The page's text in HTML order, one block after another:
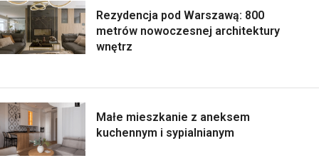
Rezydencja pod Warszawą: 800
metrów nowoczesnej architektury
wnętrz
Małe mieszkanie z aneksem
kuchennym i sypialnianym